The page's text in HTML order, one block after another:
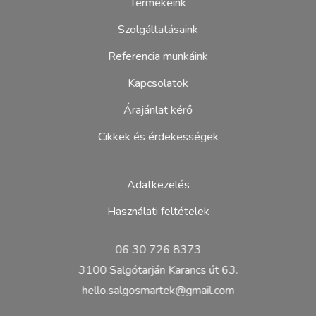
Szolgáltatásaink
Referencia munkáink
Kapcsolatok
Árajánlat kérő
Cikkek és érdekességek
Adatkezelés
Használati feltételek
06 30 726 8373
3100 Salgótarján Karancs út 63.
hello.salgosmartek@gmail.com